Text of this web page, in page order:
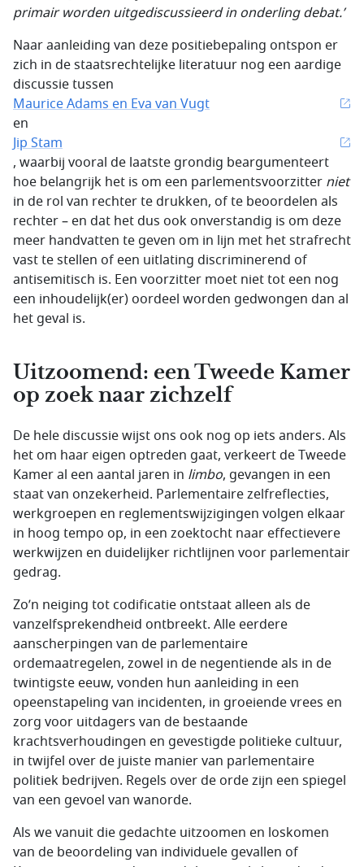
primair worden uitgediscussieerd in onderling debat.’
Naar aanleiding van deze positiebepaling ontspon er
zich in de staatsrechtelijke literatuur nog een aardige
discussie tussen
Maurice Adams en Eva van Vugt
en
Jip Stam
, waarbij vooral de laatste grondig beargumenteert
hoe belangrijk het is om een parlementsvoorzitter niet
in de rol van rechter te drukken, of te beoordelen als
rechter – en dat het dus ook onverstandig is om deze
meer handvatten te geven om in lijn met het strafrecht
vast te stellen of een uitlating discriminerend of
antisemitisch is. Een voorzitter moet niet tot een nog
een inhoudelijk(er) oordeel worden gedwongen dan al
het geval is.
Uitzoomend: een Tweede Kamer
op zoek naar zichzelf
De hele discussie wijst ons ook nog op iets anders. Als
het om haar eigen optreden gaat, verkeert de Tweede
Kamer al een aantal jaren in limbo, gevangen in een
staat van onzekerheid. Parlementaire zelfreflecties,
werkgroepen en reglementswijzigingen volgen elkaar
in hoog tempo op, in een zoektocht naar effectievere
werkwijzen en duidelijker richtlijnen voor parlementair
gedrag.
Zo’n neiging tot codificatie ontstaat alleen als de
vanzelfsprekendheid ontbreekt. Alle eerdere
aanscherpingen van de parlementaire
ordemaatregelen, zowel in de negentiende als in de
twintigste eeuw, vonden hun aanleiding in een
opeenstapeling van incidenten, in groeiende vrees en
zorg voor uitdagers van de bestaande
krachtsverhoudingen en gevestigde politieke cultuur,
in twijfel over de juiste manier van parlementaire
politiek bedrijven. Regels over de orde zijn een spiegel
van een gevoel van wanorde.
Als we vanuit die gedachte uitzoomen en loskomen
van de beoordeling van individuele gevallen of